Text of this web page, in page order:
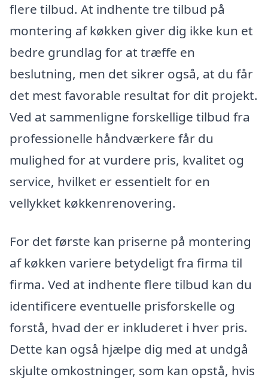
flere tilbud. At indhente tre tilbud på
montering af køkken giver dig ikke kun et
bedre grundlag for at træffe en
beslutning, men det sikrer også, at du får
det mest favorable resultat for dit projekt.
Ved at sammenligne forskellige tilbud fra
professionelle håndværkere får du
mulighed for at vurdere pris, kvalitet og
service, hvilket er essentielt for en
vellykket køkkenrenovering.
For det første kan priserne på montering
af køkken variere betydeligt fra firma til
firma. Ved at indhente flere tilbud kan du
identificere eventuelle prisforskelle og
forstå, hvad der er inkluderet i hver pris.
Dette kan også hjælpe dig med at undgå
skjulte omkostninger, som kan opstå, hvis